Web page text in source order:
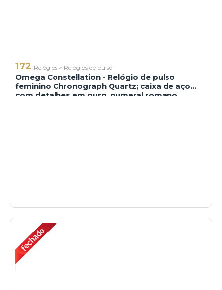
172 Relógios > Relógios de pulso
Omega Constellation - Relógio de pulso
feminino Chronograph Quartz; caixa de aço
com detalhes em ouro, numeral romano,